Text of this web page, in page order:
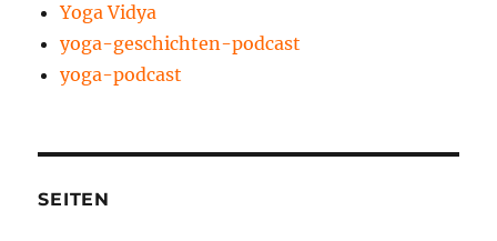
Yoga Vidya
yoga-geschichten-podcast
yoga-podcast
SEITEN